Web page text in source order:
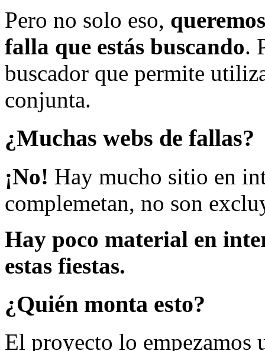
Pero no solo eso,
falla que estás buscando.
buscador que permite
conjunta.
¿Muchas webs de fallas?
¡No! Hay mucho sitio en
complemetan, no son
Hay poco material en
estas fiestas.
¿Quién monta esto?
El proyecto lo empezamos